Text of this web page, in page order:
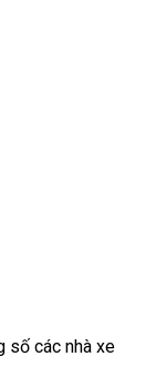
số các nhà xe